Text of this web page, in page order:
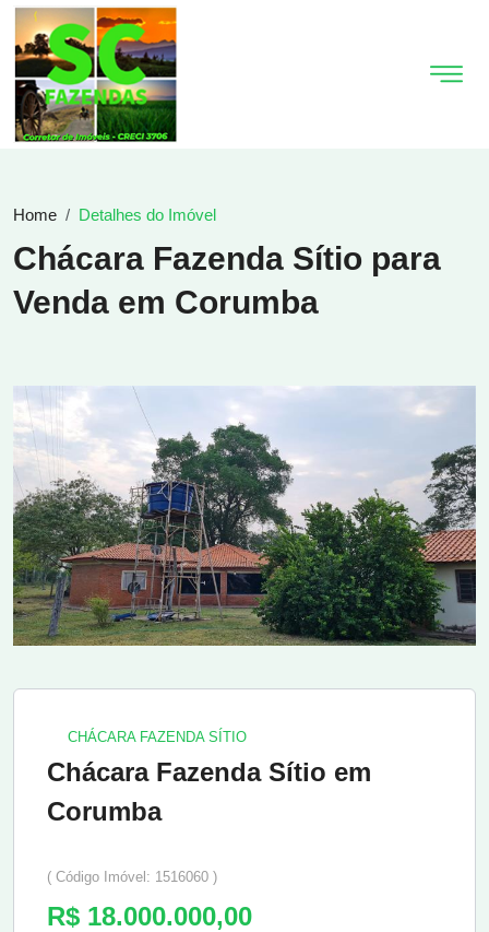
Home Detalhes do Imóvel
Chácara Fazenda Sítio para
Venda em Corumba
CHÁCARA FAZENDA SÍTIO
Chácara Fazenda Sítio em
Corumba
( Código Imóvel: 1516060 )
R$ 18.000.000,00